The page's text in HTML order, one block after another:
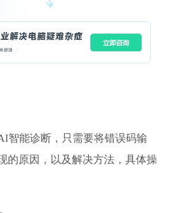
智能诊断，只需要将错误码输
的原因，以及解决方法，具体操